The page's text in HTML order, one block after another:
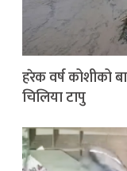
हरेक वर्ष कोशीको
चिलिया टापु